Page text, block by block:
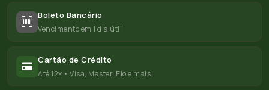
Boleto Bancário
Vencimento em 1 dia útil
Cartão de Crédito
Até 12x • Visa, Master, Elo e mais